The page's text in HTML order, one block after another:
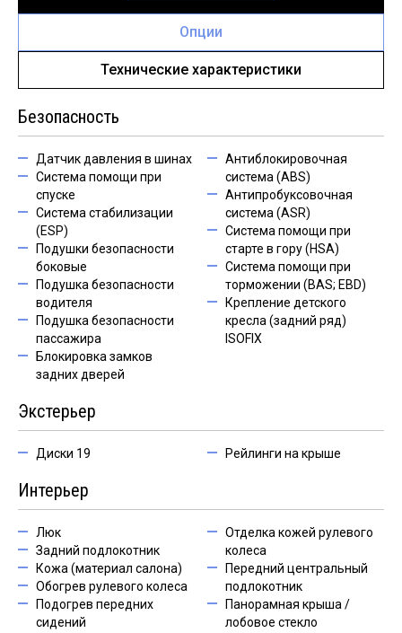
Опции
Технические характеристики
Безопасность
Датчик давления в шинах
Система помощи при
спуске
Система стабилизации
(ESP)
Подушки безопасности
боковые
Подушка безопасности
водителя
Подушка безопасности
пассажира
Блокировка замков
задних дверей
Антиблокировочная
система (ABS)
Антипробуксовочная
система (ASR)
Система помощи при
старте в гору (HSA)
Система помощи при
торможении (BAS; EBD)
Крепление детского
кресла (задний ряд)
ISOFIX
Экстерьер
Диски 19 Рейлинги на крыше
Интерьер
Люк
Задний подлокотник
Кожа (материал салона)
Обогрев рулевого колеса
Подогрев передних
сидений
Отделка кожей рулевого
колеса
Передний центральный
подлокотник
Панорамная крыша /
лобовое стекло